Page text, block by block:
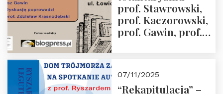
godz. 18:00.
prof. Stawrowski,
prof. Kaczorowski,
prof. Gawin, prof.
07/11/2025
“Rekapitulacja” –